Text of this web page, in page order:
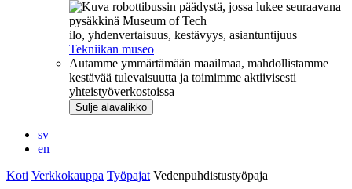
ilo, yhdenvertaisuus, kestävyys, asiantuntijuus
Tekniikan museo
Autamme ymmärtämään maailmaa, mahdollistamme
kestävää tulevaisuutta ja toimimme aktiivisesti
yhteistyöverkostoissa
Sulje alavalikko
sv
en
Koti Verkkokauppa Työpajat Vedenpuhdistustyöpaja